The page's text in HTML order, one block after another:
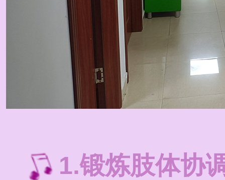
1.锻炼肢体协